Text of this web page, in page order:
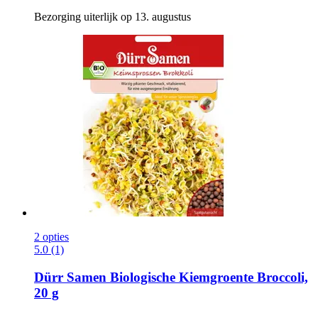
Bezorging uiterlijk op 13. augustus
2 opties
5.0 (1)
Dürr Samen Biologische Kiemgroente Broccoli,
20 g